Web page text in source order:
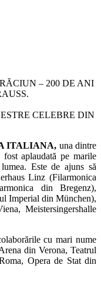
– 200 DE ANI
CELEBRE DIN
ITALIANA, una dintre
aplaudată pe marile
Este de ajuns să
Linz (Filarmonica
din Bregenz),
Imperial din München),
Meistersingershalle
cu mari nume
din Verona, Teatrul
Opera de Stat din